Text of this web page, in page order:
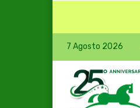
7 Agosto 2026